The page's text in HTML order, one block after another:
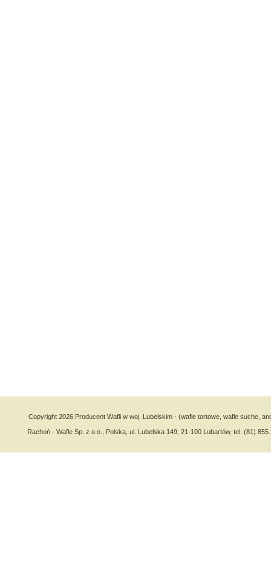
Copyright 2026 Producent Wafli w woj. Lubelskim - (wafle tortowe, wafle suche,
Rachoń - Wafle Sp. z o.o., Polska, ul. Lubelska 149, 21-100 Lubartów, tel. (81) 855